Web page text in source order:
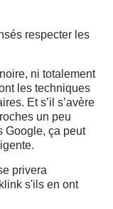
respecter les
ni totalement
les techniques
Et s’il s’avère
un peu
Google, ça peut
privera
s'ils en ont